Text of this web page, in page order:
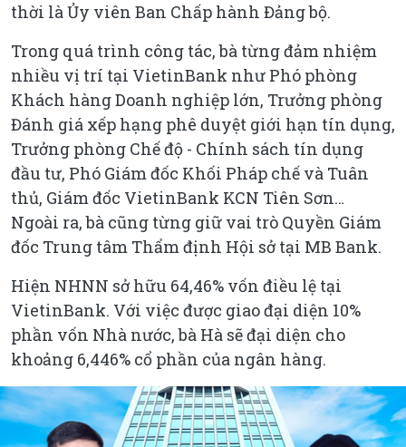
thời là Ủy viên Ban Chấp hành Đảng bộ.
Trong quá trình công tác, bà từng đảm nhiệm
nhiều vị trí tại VietinBank như Phó phòng
Khách hàng Doanh nghiệp lớn, Trưởng phòng
Đánh giá xếp hạng phê duyệt giới hạn tín dụng,
Trưởng phòng Chế độ - Chính sách tín dụng
đầu tư, Phó Giám đốc Khối Pháp chế và Tuân
thủ, Giám đốc VietinBank KCN Tiên Sơn…
Ngoài ra, bà cũng từng giữ vai trò Quyền Giám
đốc Trung tâm Thẩm định Hội sở tại MB Bank.
Hiện NHNN sở hữu 64,46% vốn điều lệ tại
VietinBank. Với việc được giao đại diện 10%
phần vốn Nhà nước, bà Hà sẽ đại diện cho
khoảng 6,446% cổ phần của ngân hàng.